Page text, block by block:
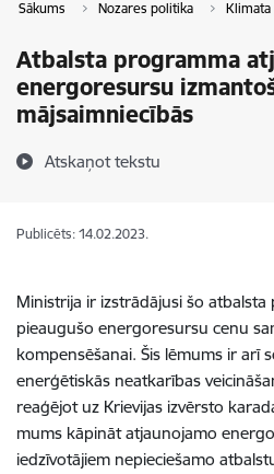
Sākums Nozares politika Klimata
Atbalsta programma
energoresursu
mājsaimniecībās
Atskaņot tekstu
Publicēts: 14.02.2023.
Ministrija ir izstrādājusi šo
pieaugušo energoresursu cenu
kompensēšanai. Šis lēmums ir arī
enerģētiskās neatkarības
reaģējot uz Krievijas izvērsto
mums kāpināt atjaunojamo
iedzīvotājiem nepieciešamo